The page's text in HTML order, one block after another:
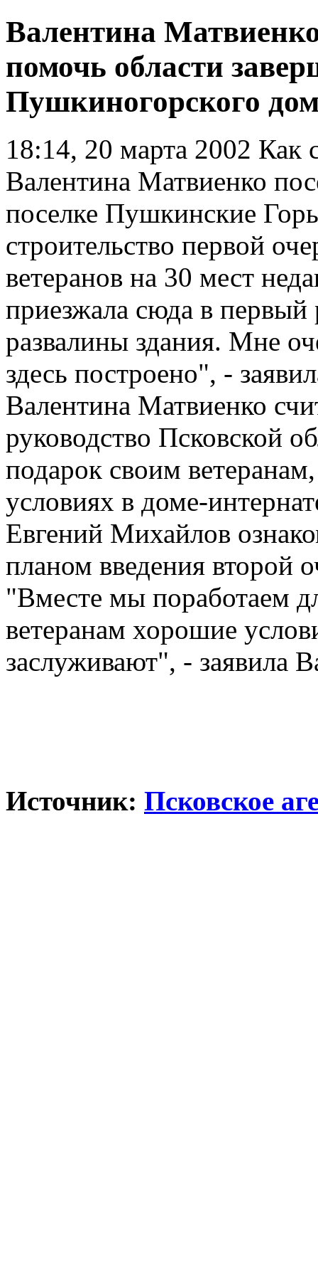
Валентина
помочь области
Пушкиногорского
18:14, 20 марта 2002 Как
Валентина Матвиенко
поселке Пушкинские
строительство первой
ветеранов на 30 мест
приезжала сюда в первый
развалины здания. Мне
здесь построено", -
Валентина Матвиенко
руководство Псковской
подарок своим
условиях в доме-
Евгений Михайлов
планом введения второй
"Вместе мы поработаем
ветеранам хорошие
заслуживают", - заявила
Источник: Псковское